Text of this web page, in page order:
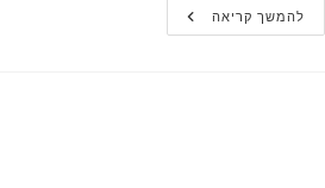
להמשך קריאהHello
World!